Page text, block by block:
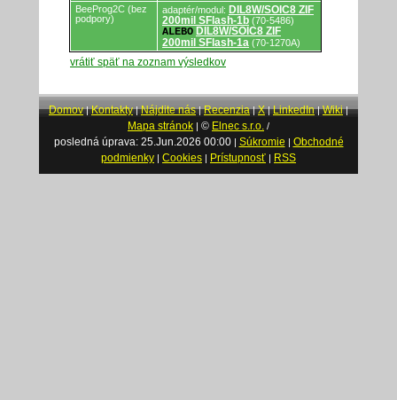
BeeProg2C (bez
podpory)
adaptér/modul: DIL8W/SOIC8 ZIF
200mil SFlash-1b (70-5486)
ALEBO DIL8W/SOIC8 ZIF
200mil SFlash-1a (70-1270A)
vrátiť späť na zoznam výsledkov
Domov|Kontakty|Nájdite nás|Recenzia|X|LinkedIn|Wiki|
Mapa stránok | © Elnec s.r.o. /
posledná úprava: 25.Jun.2026 00:00| Súkromie | Obchodné
podmienky | Cookies | Prístupnosť | RSS